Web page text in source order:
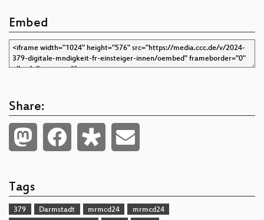
Embed
Share:
Tags
379 Darmstadt mrmcd24 mrmcd24